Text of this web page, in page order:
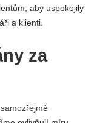
aby uspokojily
a klienti.
za